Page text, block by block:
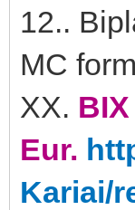
12..
MC
XX.
Eur.
Kariai/